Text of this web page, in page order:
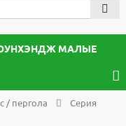
/ пергола
Серия